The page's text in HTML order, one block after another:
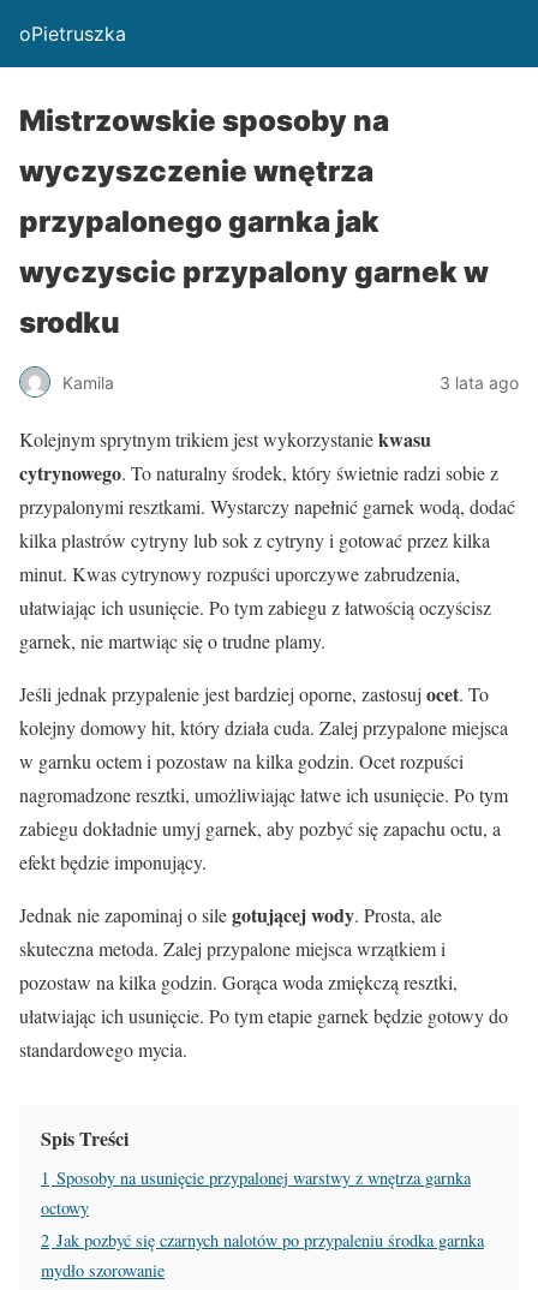
oPietruszka
Mistrzowskie sposoby na
wyczyszczenie wnętrza
przypalonego garnka jak
wyczyscic przypalony garnek w
srodku
Kamila 3 lata ago
Kolejnym sprytnym trikiem jest wykorzystaniekwasu
cytrynowego. To naturalny środek, który świetnie radzi sobie z
przypalonymi resztkami. Wystarczy napełnić garnek wodą, dodać
kilka plastrów cytryny lub sok z cytryny i gotować przez kilka
minut. Kwas cytrynowy rozpuści uporczywe zabrudzenia,
ułatwiając ich usunięcie. Po tym zabiegu z łatwością oczyścisz
garnek, nie martwiąc się o trudne plamy.
Jeśli jednak przypalenie jest bardziej oporne, zastosuj ocet. To
kolejny domowy hit, który działa cuda. Zalej przypalone miejsca
w garnku octem i pozostaw na kilka godzin. Ocet rozpuści
nagromadzone resztki, umożliwiając łatwe ich usunięcie. Po tym
zabiegu dokładnie umyj garnek, aby pozbyć się zapachu octu, a
efekt będzie imponujący.
Jednak nie zapominaj o silegotującej wody. Prosta, ale
skuteczna metoda. Zalej przypalone miejsca wrzątkiem i
pozostaw na kilka godzin. Gorąca woda zmiękczą resztki,
ułatwiając ich usunięcie. Po tym etapie garnek będzie gotowy do
standardowego mycia.
Spis Treści
1 Sposoby na usunięcie przypalonej warstwy z wnętrza garnka
octowy
2 Jak pozbyć się czarnych nalotów po przypaleniu środka garnka
mydło szorowanie